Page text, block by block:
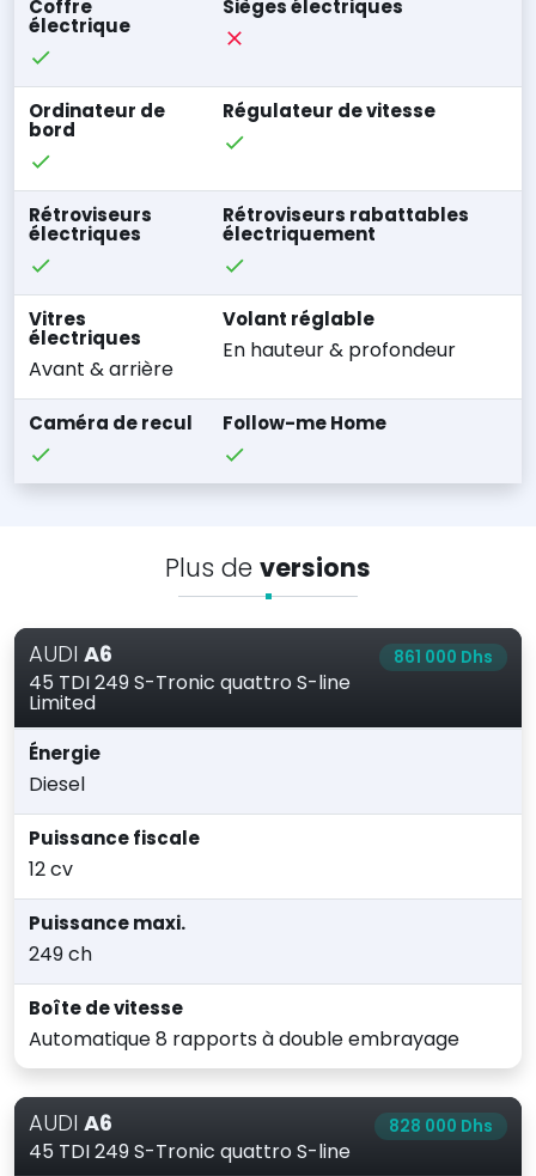
Coffre
électrique
Sièges électriques
Ordinateur de
bord
Régulateur de vitesse
Rétroviseurs
électriques
Rétroviseurs rabattables
électriquement
Vitres
électriques
Avant & arrière
Volant réglable
En hauteur & profondeur
Caméra de recul Follow-me Home
Plus de versions
AUDI A6
45 TDI 249 S-Tronic quattro S-line
Limited
861 000 Dhs
Énergie
Diesel
Puissance fiscale
12 cv
Puissance maxi.
249 ch
Boîte de vitesse
Automatique 8 rapports à double embrayage
AUDI A6
45 TDI 249 S-Tronic quattro S-line
828 000 Dhs